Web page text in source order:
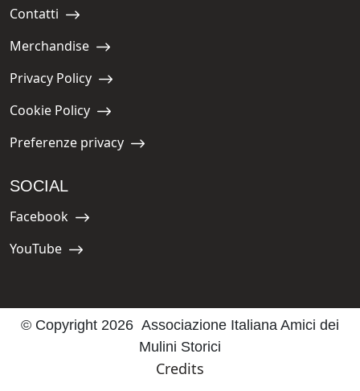
Navigate to:
Contatti
Navigate to:
Merchandise
Navigate to:
Privacy Policy
Navigate to:
Cookie Policy
Navigate to:
Preferenze privacy
SOCIAL
Navigate to:
Facebook
Navigate to:
YouTube
© Copyright 2026 Associazione Italiana Amici dei
Mulini Storici
Credits